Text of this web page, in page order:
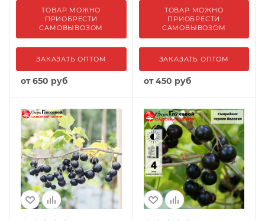
ТОВАР МОЖНО
ПРИОБРЕСТИ
САМОВЫВОЗОМ
ЗАКАЗАТЬ ОПТОМ
от650 руб
ТОВАР МОЖНО
ПРИОБРЕСТИ
САМОВЫВОЗОМ
ЗАКАЗАТЬ ОПТОМ
от450 руб